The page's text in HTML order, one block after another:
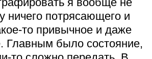
ничего потрясающего и
то привычное и даже
Главным было состояние,